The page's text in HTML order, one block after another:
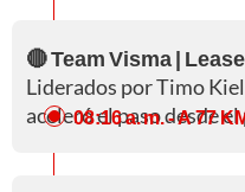
🔴 Team Visma |
Liderados por Timo
aceleró el paso desde
08:16 a. m.- A 77